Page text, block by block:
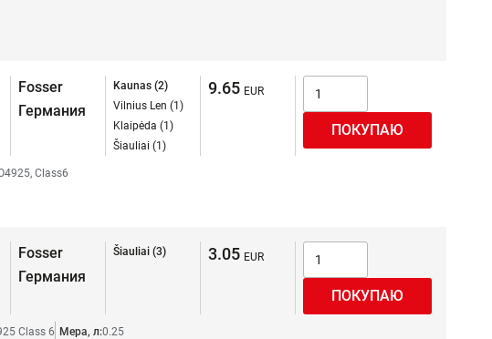
Fosser
Германия
Kaunas (2)
Vilnius Len (1)
Klaipėda (1)
Šiauliai (1)
9.65
Class6
Fosser
Германия
Šiauliai (3) 3.05
Class 6 Мера, л:0.25